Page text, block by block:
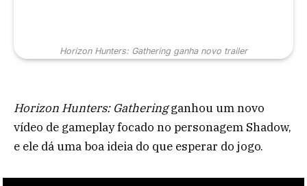
Horizon Hunters: Gathering ganha novo trailer
Horizon Hunters: Gatheringganhou um novo
vídeo de gameplay focado no personagem Shadow,
e ele dá uma boa ideia do que esperar do jogo.